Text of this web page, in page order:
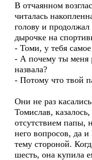
В отчаянном
читалась
голову и
дырочке на
- Томи, у тебя
- А почему ты меня
назвала?
- Потому что твой
Они не раз
Томислав,
отсутствием папы,
него вопросов, да
тему стороной.
шесть, она купила